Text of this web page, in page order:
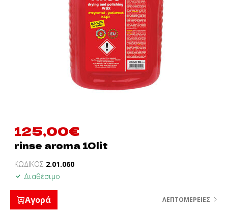
125,00€
rinse aroma 10lit
ΚΩΔΙΚΟΣ 2.01.060
Διαθέσιμο
Αγορά ΛΕΠΤΟΜΈΡΕΙΕΣ